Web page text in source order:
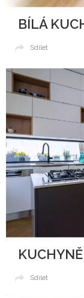
Sdílet
Sdílet